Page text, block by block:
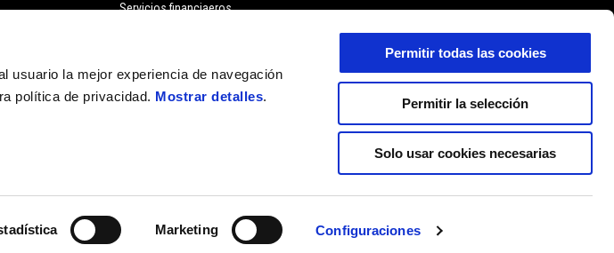
usuario la mejor experiencia de navegación
política de privacidad. Mostrar detalles.
Marketing Configuraciones
Permitir todas las cookies
Permitir la selección
Solo usar cookies necesarias
Servicios financiaeros
Pontedera (PI) Tel. +39 0587.272111 P. Iva 01551260506